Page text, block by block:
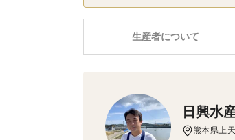
生産者について
日興水
熊本県上